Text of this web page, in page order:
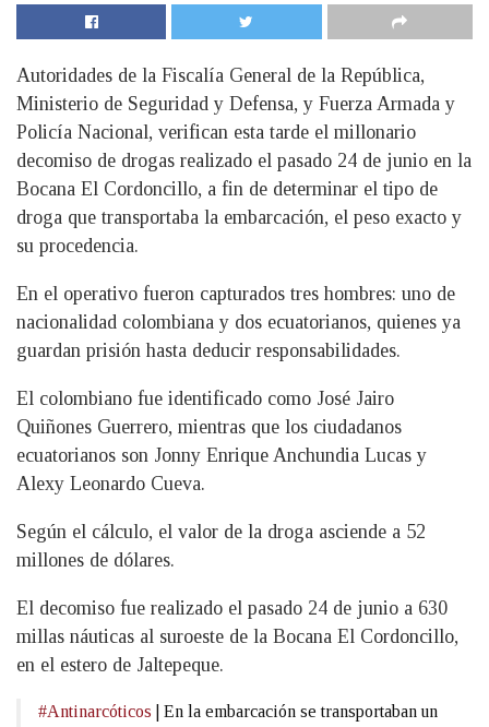
Autoridades de la Fiscalía General de la República,
Ministerio de Seguridad y Defensa, y Fuerza Armada y
Policía Nacional, verifican esta tarde el millonario
decomiso de drogas realizado el pasado 24 de junio en la
Bocana El Cordoncillo, a fin de determinar el tipo de
droga que transportaba la embarcación, el peso exacto y
su procedencia.
En el operativo fueron capturados tres hombres: uno de
nacionalidad colombiana y dos ecuatorianos, quienes ya
guardan prisión hasta deducir responsabilidades.
El colombiano fue identificado como José Jairo
Quiñones Guerrero, mientras que los ciudadanos
ecuatorianos son Jonny Enrique Anchundia Lucas y
Alexy Leonardo Cueva.
Según el cálculo, el valor de la droga asciende a 52
millones de dólares.
El decomiso fue realizado el pasado 24 de junio a 630
millas náuticas al suroeste de la Bocana El Cordoncillo,
en el estero de Jaltepeque.
#Antinarcóticos | En la embarcación se transportaban un